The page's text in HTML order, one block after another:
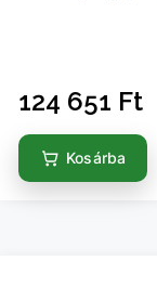
124 651 Ft
Kosárba